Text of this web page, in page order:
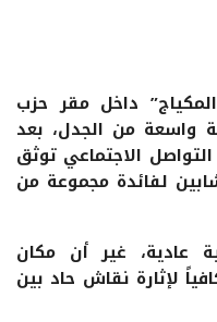
داخل مقر حزب
واسعة من الجدل، بعد
الاجتماعي توثق
لفائدة مجموعة من
عادية، غير أن مكان
لإثارة نقاش حاد بين